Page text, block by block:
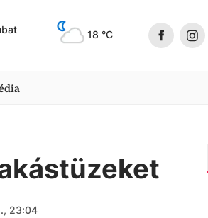
18 °C
23:04